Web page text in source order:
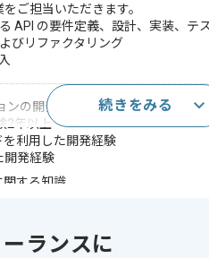
ご担当いただきます。
API の要件定義、設計、実装、テ
びリファクタリング
ンの開発経験3年以上
2年以上
を利用した開発経験
開発経験
関する知識
お持ちであれば申し込み可能なケース
続きをみる
ランスに